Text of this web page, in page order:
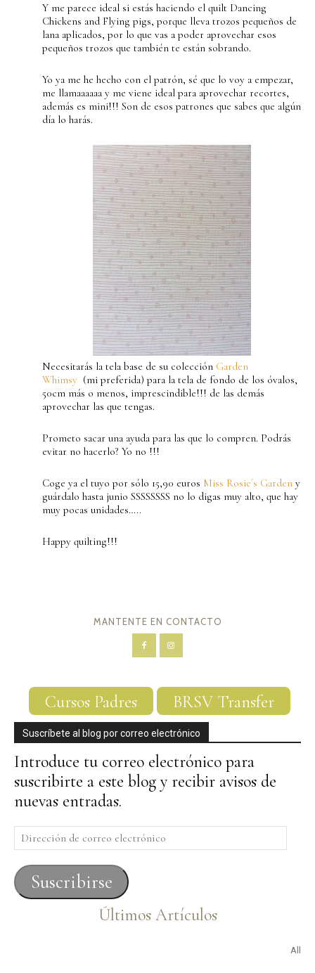
Y me parece ideal si estás haciendo el quilt Dancing
Chickens and Flying pigs, porque lleva trozos pequeños de
lana aplicados, por lo que vas a poder aprovechar esos
pequeños trozos que también te están sobrando.
Yo ya me he hecho con el patrón, sé que lo voy a empezar,
me llamaaaaaa y me viene ideal para aprovechar recortes,
además es mini!!! Son de esos patrones que sabes que algún
día lo harás.
Necesitarás la tela base de su colección Garden
Whimsy (mi preferida) para la tela de fondo de los óvalos,
50cm más o menos, imprescindible!!! de las demás
aprovechar las que tengas.
Prometo sacar una ayuda para las que lo compren. Podrás
evitar no hacerlo? Yo no !!!
Coge ya el tuyo por sólo 15,90 euros Miss Rosie´s Garden y
guárdalo hasta junio SSSSSSSS no lo digas muy alto, que hay
muy pocas unidades…..
Happy quilting!!!
MANTENTE EN CONTACTO
Cursos Padres BRSV Transfer
Suscríbete al blog por correo electrónico
Introduce tu correo electrónico para
suscribirte a este blog y recibir avisos de
nuevas entradas.
Dirección
de
correo
electrónico
Suscribirse
Últimos Artículos
All